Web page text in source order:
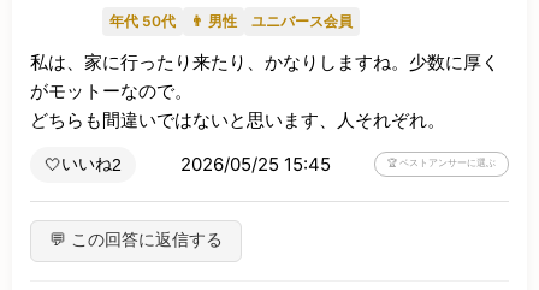
年代 50代 👨 男性 ユニバース会員
私は、家に行ったり来たり、かなりしますね。少数に厚く
がモットーなので。
どちらも間違いではないと思います、人それぞれ。
🤍いいね2 2026/05/25 15:45 🏆 ベストアンサーに選ぶ
💬 この回答に返信する